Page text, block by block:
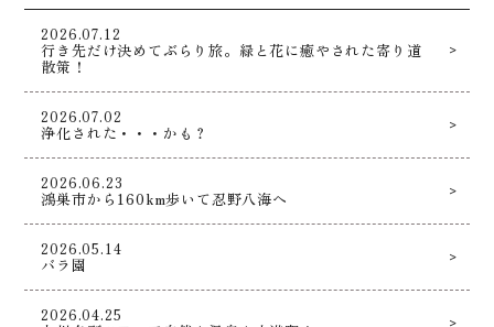
2026.07.12
行き先だけ決めてぶらり旅。緑と花に癒やされた寄り道
散策！
2026.07.02
浄化された・・・かも？
2026.06.23
鴻巣市から160km歩いて忍野八海へ
2026.05.14
バラ園
2026.04.25